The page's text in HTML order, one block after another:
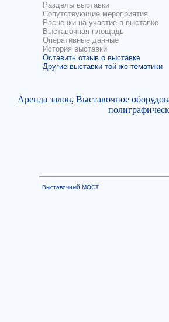
Разделы выставки
Сопутствующие мероприятия
Расценки на участие в выставке
Выставочная площадь
Оперативные данные
История выставки
Оставить отзыв о выставке
Другие выставки той же тематики
Аренда залов, Выставочное
Выставочный МОСТ